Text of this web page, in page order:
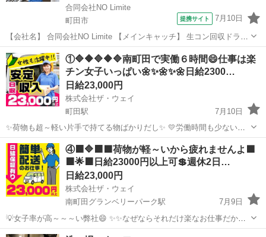
合同会社NO Limite
町田市
提携サイト 7月10日
【会社名】 合同会社NO Limite 【メインキャッチ】 生コン回収ドライ
バー/未経験OK／AT免許を活かせる！/土日祝日休みもOK！ 【お仕事
内容】 【町田市】生コンの試験・回収ドライバー ーーーーーーーーー
ーーーー...
東京 町田市 配送
①🔷🔶🔷🔶🔷南町田で実働６時間😄仕事は楽
チン女子いっぱい🌼✨🌼✨🌼日給2300…
日給23,000円
株式会社ザ・ウェイ
町田駅
7月10日
✨荷物も超～軽い片手で持てる物ばかりだし✨ 💛労働時間も少ないの
で女子も沢山働いてます💛 ✨✨まずは拠店に営業車で直行直帰❗️ 実働６
時間の仕事ってこんな感じですよ😄 まずはAM8時くらいに町田の倉
庫...
東京 町田市 町田駅 配送 ギグワーク
④🟧🔷🟧🟩荷物が軽～いから疲れませんよ🟩
🟧🌟🟧日給23000円以上可💲週休2日…
日給23,000円
株式会社ザ・ウェイ
南町田グランベリーパーク駅
7月9日
💡女子率が高～～～い弊社😄 ✨✨なぜならそれだけ楽なお仕事だから
(^^♪ 💛💛女子でも楽勝で出来ちゃうお仕事💛💛 実働６時間の仕事って
東京 町田市 南町田グランベリーパーク駅